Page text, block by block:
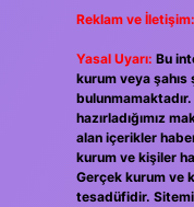
Reklam ve İletişim:
Yasal Uyarı: Bu
kurum veya şahıs
hazırladığımız
alan içerikler
kurum ve kişiler
Gerçek kurum ve
tesadüfidir.